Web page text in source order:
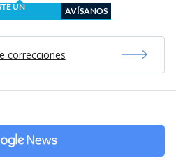
UN
AVÍSANOS
correcciones